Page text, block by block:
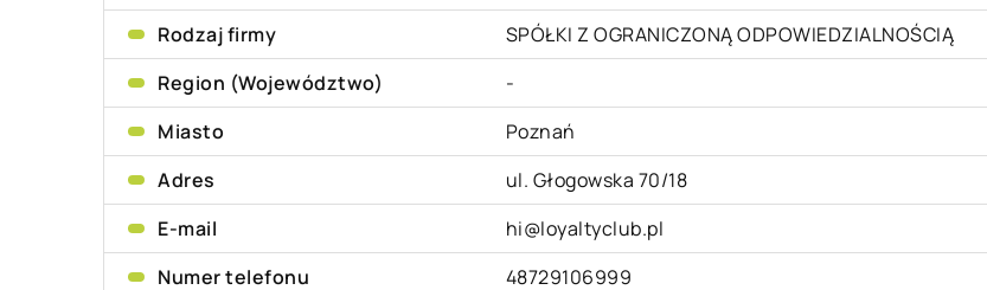
Rodzaj firmy
SPÓŁKI Z OGRANICZONĄ ODPOWIEDZIALNOŚCIĄ
Region (Województwo)
-
Miasto
Poznań
Adres
ul. Głogowska 70/18
E-mail
hi@loyaltyclub.pl
Numer telefonu
48729106999